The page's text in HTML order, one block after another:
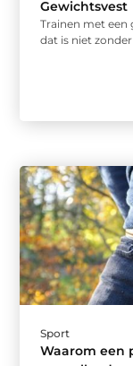
Gewichtsvest
Trainen met een
dat is niet
Sport
Waarom een